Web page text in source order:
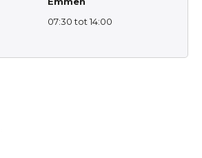
07:30 tot 14:00